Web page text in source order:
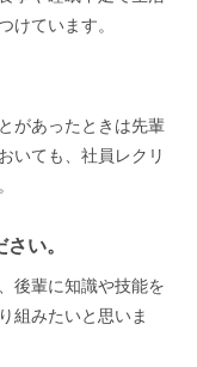
けています。
があったときは先輩
いても、社員レクリ
い。
後輩に知識や技能を
組みたいと思いま